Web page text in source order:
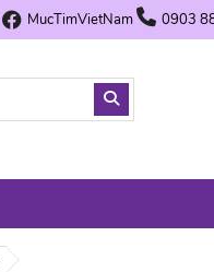
MucTimVietNam 0903